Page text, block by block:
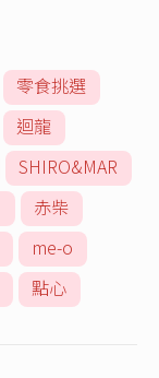
零食挑選
迴龍
SHIRO&MAR
赤柴
me-o
點心